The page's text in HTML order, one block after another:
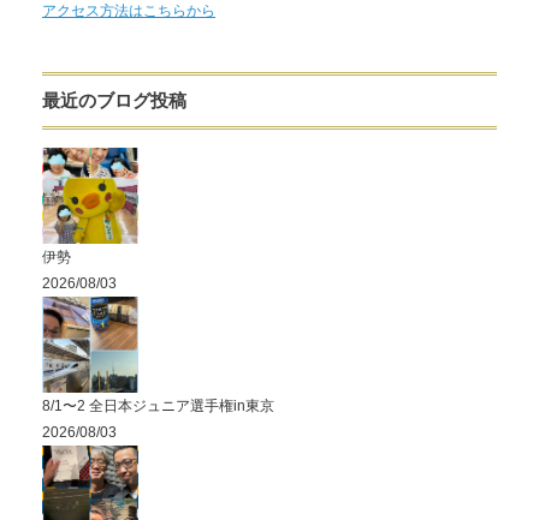
アクセス方法はこちらから
最近のブログ投稿
伊勢
2026/08/03
8/1〜2 全日本ジュニア選手権in東京
2026/08/03